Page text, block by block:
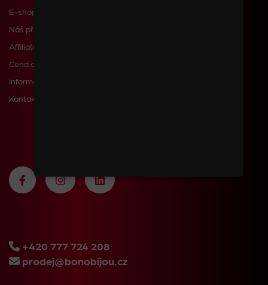
E-shop
Náš příběh
Affiliate
Cena dopravy a poštovného
Informace pro zákazníky
Kontakty
+420 777 724 208
prodej@bonobijou.cz